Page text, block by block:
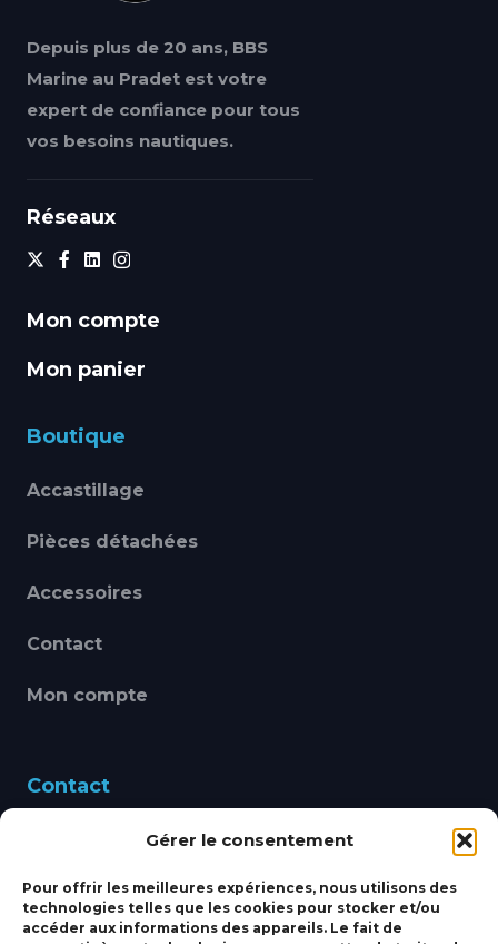
Gérer le consentement
Pour offrir les meilleures expériences, nous utilisons des
technologies telles que les cookies pour stocker et/ou
accéder aux informations des appareils. Le fait de
Depuis plus de 20 ans, BBS
Marine au Pradet est votre
expert de confiance pour tous
vos besoins nautiques.
Réseaux
Mon compte
Mon panier
Boutique
Accastillage
Pièces détachées
Accessoires
Contact
Mon compte
Contact
460 Avenue Alain Le
bbsmarine@bbs-